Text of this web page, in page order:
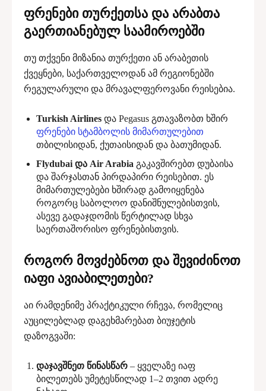
ფრენები თურქეთსა და არაბთა
გაერთიანებულ საამიროებში
თუ თქვენი მიზანია თურქეთი ან არაბეთის
ქვეყნები, საქართველოდან ამ რეგიონებში
რეგულარული და მრავალფეროვანი რეისებია.
Turkish Airlines და Pegasus გთავაზობთ ხშირ
ფრენები სტამბოლის მიმართულებით
თბილისიდან, ქუთაისიდან და ბათუმიდან.
Flydubai და Air Arabia გაკავშირებთ დუბაისა
და შარჯასთან პირდაპირი რეისებით. ეს
მიმართულებები ხშირად გამოიყენება
როგორც საბოლოო დანიშნულებისთვის,
ასევე გადაჯდომის წერტილად სხვა
საერთაშორისო ფრენებისთვის.
როგორ მოვძებნოთ და შევიძინოთ
იაფი ავიაბილეთები?
აი რამდენიმე პრაქტიკული რჩევა, რომელიც
აუცილებლად დაგეხმარებათ ბიუჯეტის
დაზოგვაში:
დაჯავშნეთ წინასწარ – ყველაზე იაფ
ბილეთებს უმეტესწილად 1–2 თვით ადრე